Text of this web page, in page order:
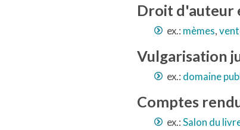
Droit d'auteur
ex.: mèmes,
Vulgarisation
ex.: domaine
Comptes
ex.:Salon du